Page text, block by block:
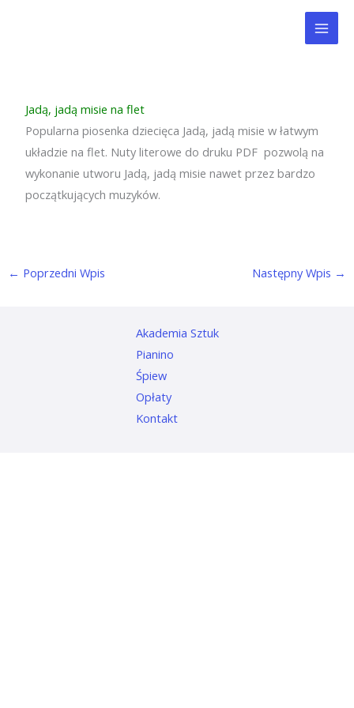
Jadą, jadą misie na flet
Popularna piosenka dziecięca Jadą, jadą misie w łatwym
układzie na flet. Nuty literowe do druku PDF pozwolą na
wykonanie utworu Jadą, jadą misie nawet przez bardzo
początkujących muzyków.
← Poprzedni Wpis Następny Wpis →
Akademia Sztuk
Pianino
Śpiew
Opłaty
Kontakt